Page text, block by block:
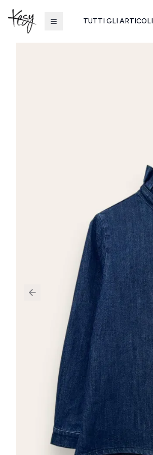
TUTTI GLI ARTICOLI
Previous slide